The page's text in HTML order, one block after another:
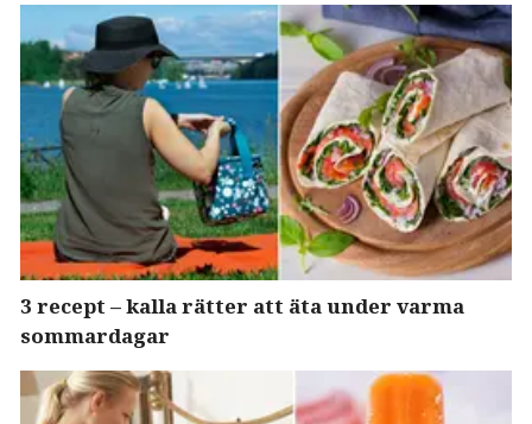
3 recept – kalla rätter att äta under varma
sommardagar